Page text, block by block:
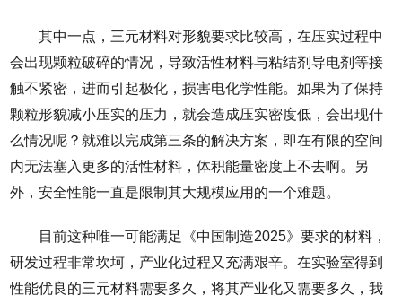
其中一点，三元材料对形貌要求比较高，在压实过程中
会出现颗粒破碎的情况，导致活性材料与粘结剂导电剂等接
触不紧密，进而引起极化，损害电化学性能。如果为了保持
颗粒形貌减小压实的压力，就会造成压实密度低，会出现什
么情况呢？就难以完成第三条的解决方案，即在有限的空间
内无法塞入更多的活性材料，体积能量密度上不去啊。另
外，安全性能一直是限制其大规模应用的一个难题。
目前这种唯一可能满足《中国制造2025》要求的材料，
研发过程非常坎坷，产业化过程又充满艰辛。在实验室得到
性能优良的三元材料需要多久，将其产业化又需要多久，我